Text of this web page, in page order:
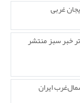
غربی
خبر سبز منتشر
ایران